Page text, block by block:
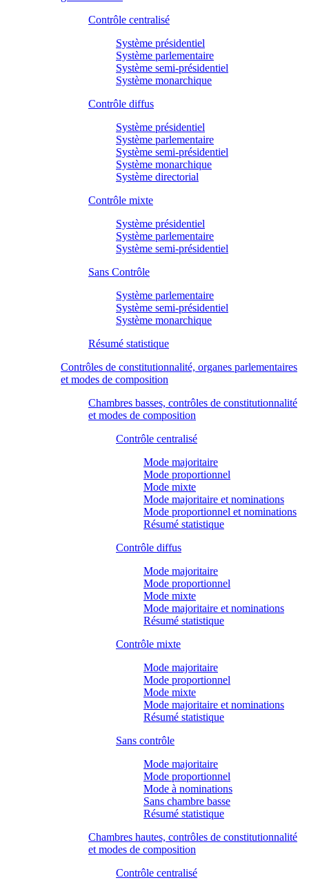
Contrôle centralisé
Système présidentiel
Système parlementaire
Système semi-présidentiel
Système monarchique
Contrôle diffus
Système présidentiel
Système parlementaire
Système semi-présidentiel
Système monarchique
Système directorial
Contrôle mixte
Système présidentiel
Système parlementaire
Système semi-présidentiel
Sans Contrôle
Système parlementaire
Système semi-présidentiel
Système monarchique
Résumé statistique
Contrôles de constitutionnalité, organes parlementaires
et modes de composition
Chambres basses, contrôles de constitutionnalité
et modes de composition
Contrôle centralisé
Mode majoritaire
Mode proportionnel
Mode mixte
Mode majoritaire et nominations
Mode proportionnel et nominations
Résumé statistique
Contrôle diffus
Mode majoritaire
Mode proportionnel
Mode mixte
Mode majoritaire et nominations
Résumé statistique
Contrôle mixte
Mode majoritaire
Mode proportionnel
Mode mixte
Mode majoritaire et nominations
Résumé statistique
Sans contrôle
Mode majoritaire
Mode proportionnel
Mode à nominations
Sans chambre basse
Résumé statistique
Chambres hautes, contrôles de constitutionnalité
et modes de composition
Contrôle centralisé